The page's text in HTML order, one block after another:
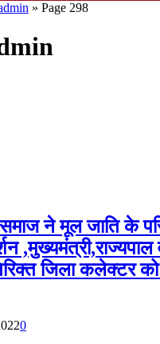
» Page 298
ने मूल जाति के
जिला कलेक्टर को
0